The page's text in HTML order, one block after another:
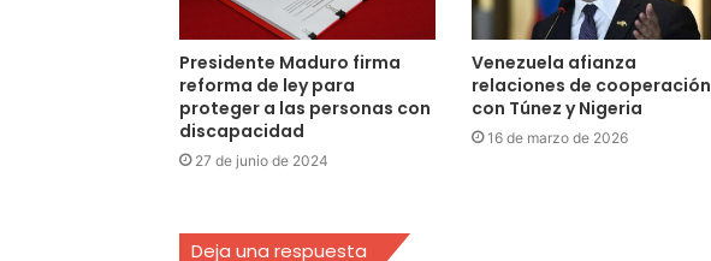
Presidente Maduro firma
reforma de ley para
proteger a las personas con
discapacidad
27 de junio de 2024
Venezuela afianza
relaciones de cooperación
con Túnez y Nigeria
16 de marzo de 2026
Deja una respuesta